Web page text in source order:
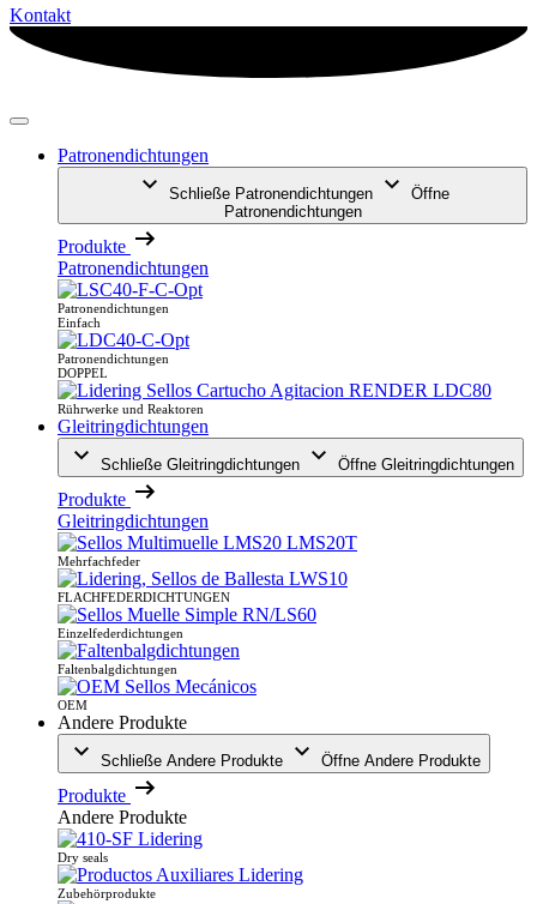
Kontakt
Patronendichtungen
Schließe Patronendichtungen
Öffne
Patronendichtungen
Produkte
Patronendichtungen
Patronendichtungen
Einfach
Patronendichtungen
DOPPEL
Rührwerke und Reaktoren
Gleitringdichtungen
Schließe Gleitringdichtungen Öffne Gleitringdichtungen
Produkte
Gleitringdichtungen
Mehrfachfeder
FLACHFEDERDICHTUNGEN
Einzelfederdichtungen
Faltenbalgdichtungen
OEM
Andere Produkte
Schließe Andere Produkte Öffne Andere Produkte
Produkte
Andere Produkte
Dry seals
Zubehörprodukte